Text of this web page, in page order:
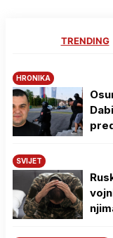
TRENDING
HRONIKA
SVIJET